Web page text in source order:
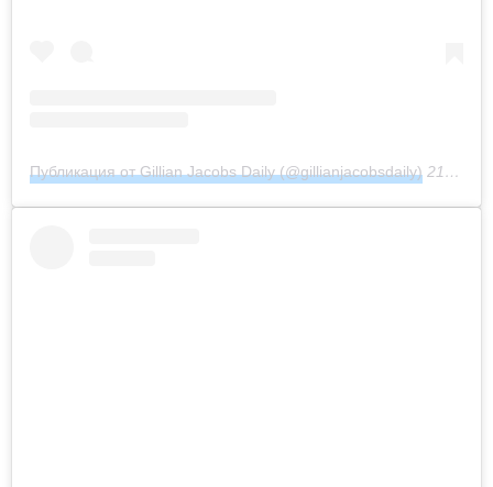
Публикация от Gillian Jacobs Daily (@gillianjacobsdaily) 21 Фев 2019 в 4:43 PST